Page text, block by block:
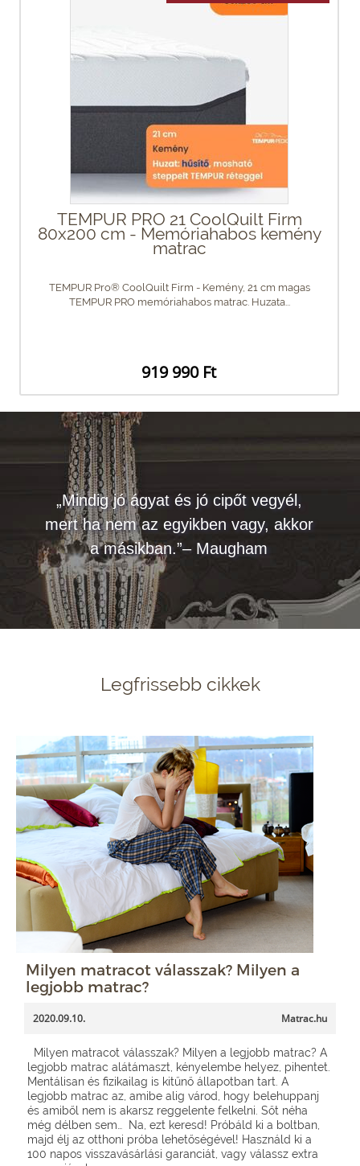
TEMPUR PRO 21 CoolQuilt Firm
80x200 cm - Memóriahabos kemény
matrac
TEMPUR Pro® CoolQuilt Firm - Kemény, 21 cm magas
TEMPUR PRO memóriahabos matrac. Huzata...
919 990 Ft
„Mindig jó ágyat és jó cipőt vegyél,
mert ha nem az egyikben vagy, akkor
a másikban.”– Maugham
Legfrissebb cikkek
Milyen matracot válasszak? Milyen a
legjobb matrac?
2020.09.10. Matrac.hu
Milyen matracot válasszak? Milyen a legjobb matrac? A
legjobb matrac alátámaszt, kényelembe helyez, pihentet.
Mentálisan és fizikailag is kitűnő állapotban tart. A
legjobb matrac az, amibe alig várod, hogy belehuppanj
és amiből nem is akarsz reggelente felkelni. Sőt néha
még délben sem… Na, ezt keresd! Próbáld ki a boltban,
majd élj az otthoni próba lehetőségével! Használd ki a
100 napos visszavásárlási garanciát, vagy válassz extra